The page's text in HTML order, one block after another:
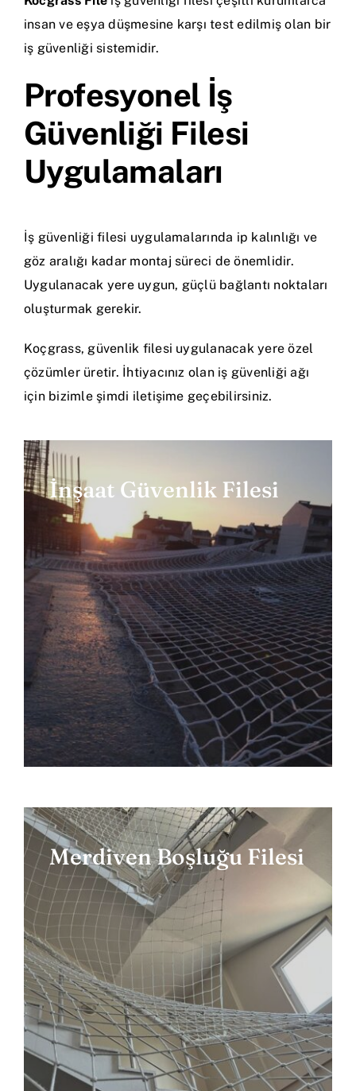
insan ve eşya düşmesine karşı test edilmiş olan bir
iş güvenliği sistemidir.
Profesyonel İş
Güvenliği Filesi
Uygulamaları
İş güvenliği filesi uygulamalarında ip kalınlığı ve
göz aralığı kadar montaj süreci de önemlidir.
Uygulanacak yere uygun, güçlü bağlantı noktaları
oluşturmak gerekir.
Koçgrass, güvenlik filesi uygulanacak yere özel
çözümler üretir. İhtiyacınız olan iş güvenliği ağı
için bizimle şimdi iletişime geçebilirsiniz.
İnşaat Güvenlik Filesi
Merdiven Boşluğu Filesi